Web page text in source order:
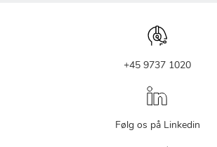
+45 9737 1020
Følg os på Linkedin